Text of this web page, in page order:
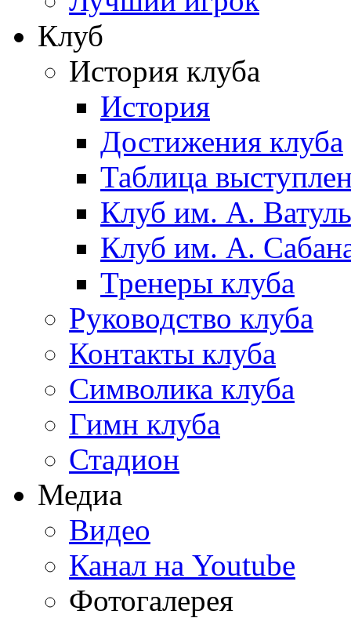
Клуб
История клуба
История
Достижения клуба
Таблица
Клуб им. А.
Клуб им. А.
Тренеры клуба
Руководство клуба
Контакты клуба
Символика клуба
Гимн клуба
Стадион
Медиа
Видео
Канал на Youtube
Фотогалерея